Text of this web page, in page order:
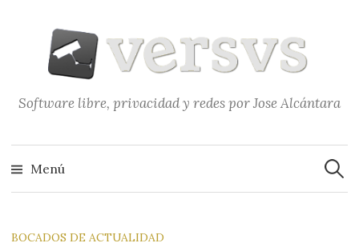
contenido
Software libre, privacidad y redes por Jose Alcántara
Menú
BOCADOS DE ACTUALIDAD